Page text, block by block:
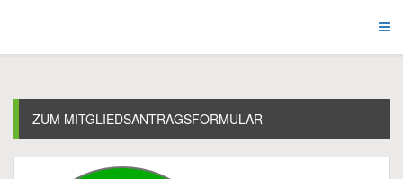
ZUM MITGLIEDSANTRAGSFORMULAR